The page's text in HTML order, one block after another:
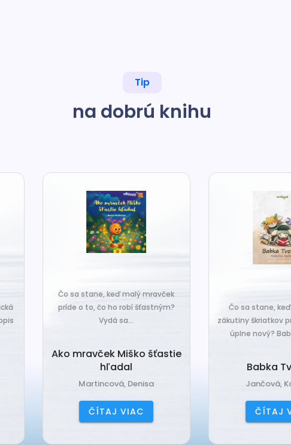
Tip
na dobrú knihu
Čo sa stane, keď malý mravček
príde o to, čo ho robí šťastným?
Ako mravček Miško šťastie
Martincová, Denisa
Čo sa stane, keď sa do tichej
zákutiny škriatkov prisťahuje niekto
úplne nový? Babka Tvorilka...
Babka Tvorilka
Jančová, Katarína